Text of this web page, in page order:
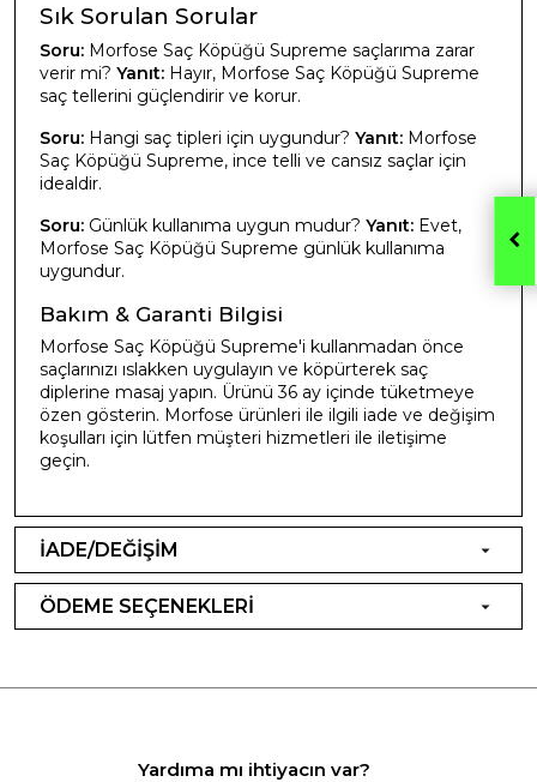
Sık Sorulan Sorular
Soru: Morfose Saç Köpüğü Supreme saçlarıma zarar
verir mi? Yanıt: Hayır, Morfose Saç Köpüğü Supreme
saç tellerini güçlendirir ve korur.
Soru: Hangi saç tipleri için uygundur? Yanıt: Morfose
Saç Köpüğü Supreme, ince telli ve cansız saçlar için
idealdir.
Soru: Günlük kullanıma uygun mudur? Yanıt: Evet,
Morfose Saç Köpüğü Supreme günlük kullanıma
uygundur.
Bakım & Garanti Bilgisi
Morfose Saç Köpüğü Supreme'i kullanmadan önce
saçlarınızı ıslakken uygulayın ve köpürterek saç
diplerine masaj yapın. Ürünü 36 ay içinde tüketmeye
özen gösterin. Morfose ürünleri ile ilgili iade ve değişim
koşulları için lütfen müşteri hizmetleri ile iletişime
geçin.
İADE/DEĞİŞİM
ÖDEME SEÇENEKLERİ
Yardıma mı ihtiyacın var?